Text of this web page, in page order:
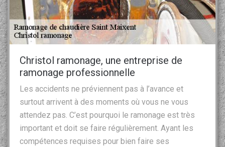
Christol ramonage, une entreprise de
ramonage professionnelle
Les accidents ne préviennent pas à l’avance et
surtout arrivent à des moments où vous ne vous
attendez pas. C’est pourquoi le ramonage est très
important et doit se faire régulièrement. Ayant les
compétences requises pour bien faire ses